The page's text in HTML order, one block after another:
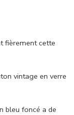
fièrement cette
vintage en verre
bleu foncé a de